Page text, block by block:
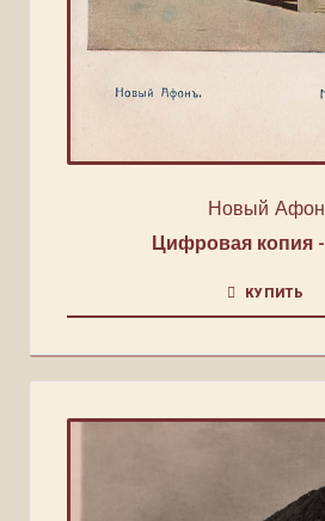
Новый Афон
Цифровая копия -
КУПИТЬ